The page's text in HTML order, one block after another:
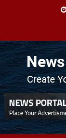
Agência
Seu Portal de